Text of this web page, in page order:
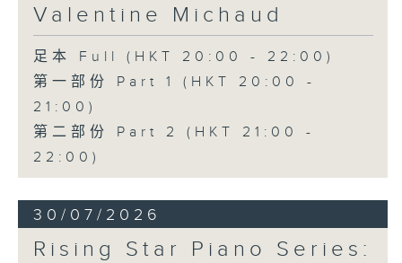
Valentine Michaud
足本 Full (HKT 20:00 - 22:00)
第一部份 Part 1 (HKT 20:00 -
21:00)
第二部份 Part 2 (HKT 21:00 -
22:00)
30/07/2026
Rising Star Piano Series: